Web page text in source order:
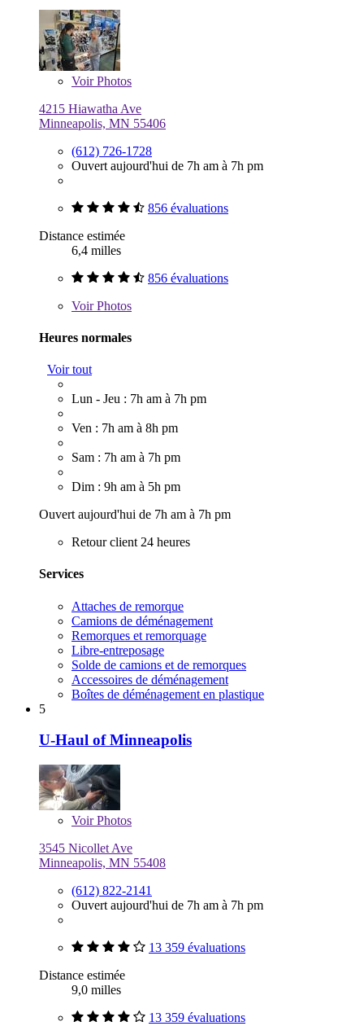
VoirPhotos
4215 Hiawatha Ave
Minneapolis, MN 55406
(612) 726-1728
Ouvert aujourd'hui de 7h am à 7h pm
856 évaluations
Distance estimée
6,4 milles
856 évaluations
VoirPhotos
Heures normales
Voir tout
Lun - Jeu : 7h am à 7h pm
Ven : 7h am à 8h pm
Sam : 7h am à 7h pm
Dim : 9h am à 5h pm
Ouvert aujourd'hui de 7h am à 7h pm
Retour client 24 heures
Services
Attaches de remorque
Camions de déménagement
Remorques et remorquage
Libre-entreposage
Solde de camions et de remorques
Accessoires de déménagement
Boîtes de déménagement en plastique
5
U-Haul of Minneapolis
VoirPhotos
3545 Nicollet Ave
Minneapolis, MN 55408
(612) 822-2141
Ouvert aujourd'hui de 7h am à 7h pm
13 359 évaluations
Distance estimée
9,0 milles
13 359 évaluations